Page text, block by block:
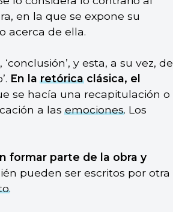
en la que se expone su
acerca de ella.
, ‘conclusión’, y esta, a su vez, de
En laretóricaclásica, el
se hacía una recapitulación o
a lasemociones. Los
formar parte de la obra y
pueden ser escritos por otra
.